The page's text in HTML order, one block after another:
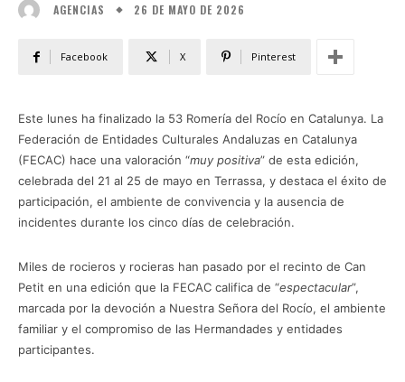
AGENCIAS 26 DE MAYO DE 2026
Facebook X Pinterest
Este lunes ha finalizado la 53 Romería del Rocío en Catalunya. La
Federación de Entidades Culturales Andaluzas en Catalunya
(FECAC) hace una valoración “muy positiva” de esta edición,
celebrada del 21 al 25 de mayo en Terrassa, y destaca el éxito de
participación, el ambiente de convivencia y la ausencia de
incidentes durante los cinco días de celebración.
Miles de rocieros y rocieras han pasado por el recinto de Can
Petit en una edición que la FECAC califica de “espectacular”,
marcada por la devoción a Nuestra Señora del Rocío, el ambiente
familiar y el compromiso de las Hermandades y entidades
participantes.